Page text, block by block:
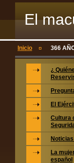
El
Inicio 366
¿
El
Cultura
La
español